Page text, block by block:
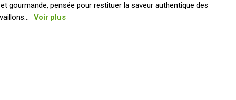
gourmande, pensée pour restituer la saveur authentique des
Voir plus